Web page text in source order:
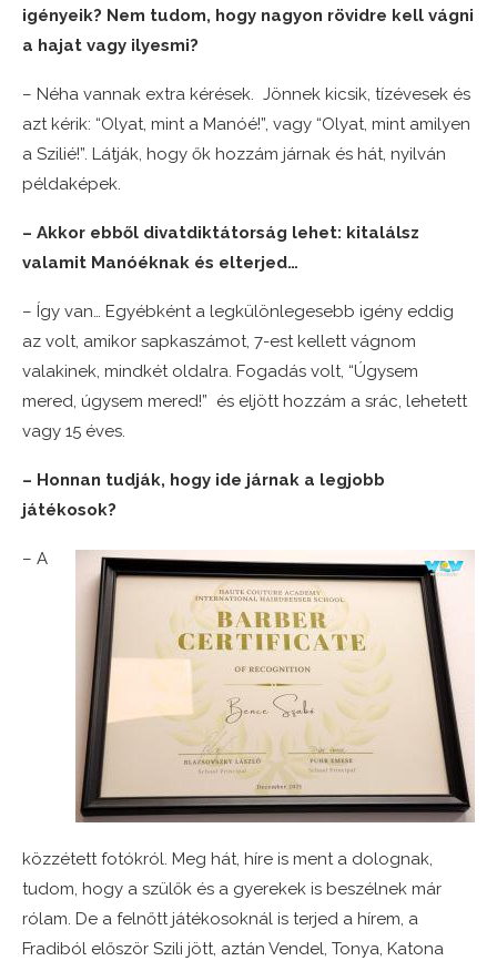
igényeik? Nem tudom, hogy nagyon rövidre kell vágni
a hajat vagy ilyesmi?
– Néha vannak extra kérések. Jönnek kicsik, tízévesek és
azt kérik: “Olyat, mint a Manóé!”, vagy “Olyat, mint amilyen
a Szilié!”. Látják, hogy ők hozzám járnak és hát, nyilván
példaképek.
– Akkor ebből divatdiktátorság lehet: kitalálsz
valamit Manóéknak és elterjed…
– Így van… Egyébként a legkülönlegesebb igény eddig
az volt, amikor sapkaszámot, 7-est kellett vágnom
valakinek, mindkét oldalra. Fogadás volt, “Úgysem
mered, úgysem mered!” és eljött hozzám a srác, lehetett
vagy 15 éves.
– Honnan tudják, hogy ide járnak a legjobb
játékosok?
– A
közzétett fotókról. Meg hát, híre is ment a dolognak,
tudom, hogy a szülők és a gyerekek is beszélnek már
rólam. De a felnőtt játékosoknál is terjed a hírem, a
Fradiból először Szili jött, aztán Vendel, Tonya, Katona